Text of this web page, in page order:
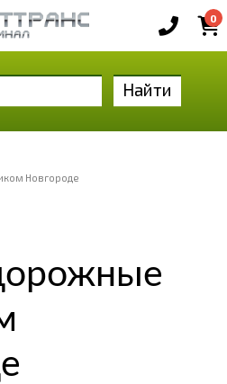
0
Найти
Новгороде